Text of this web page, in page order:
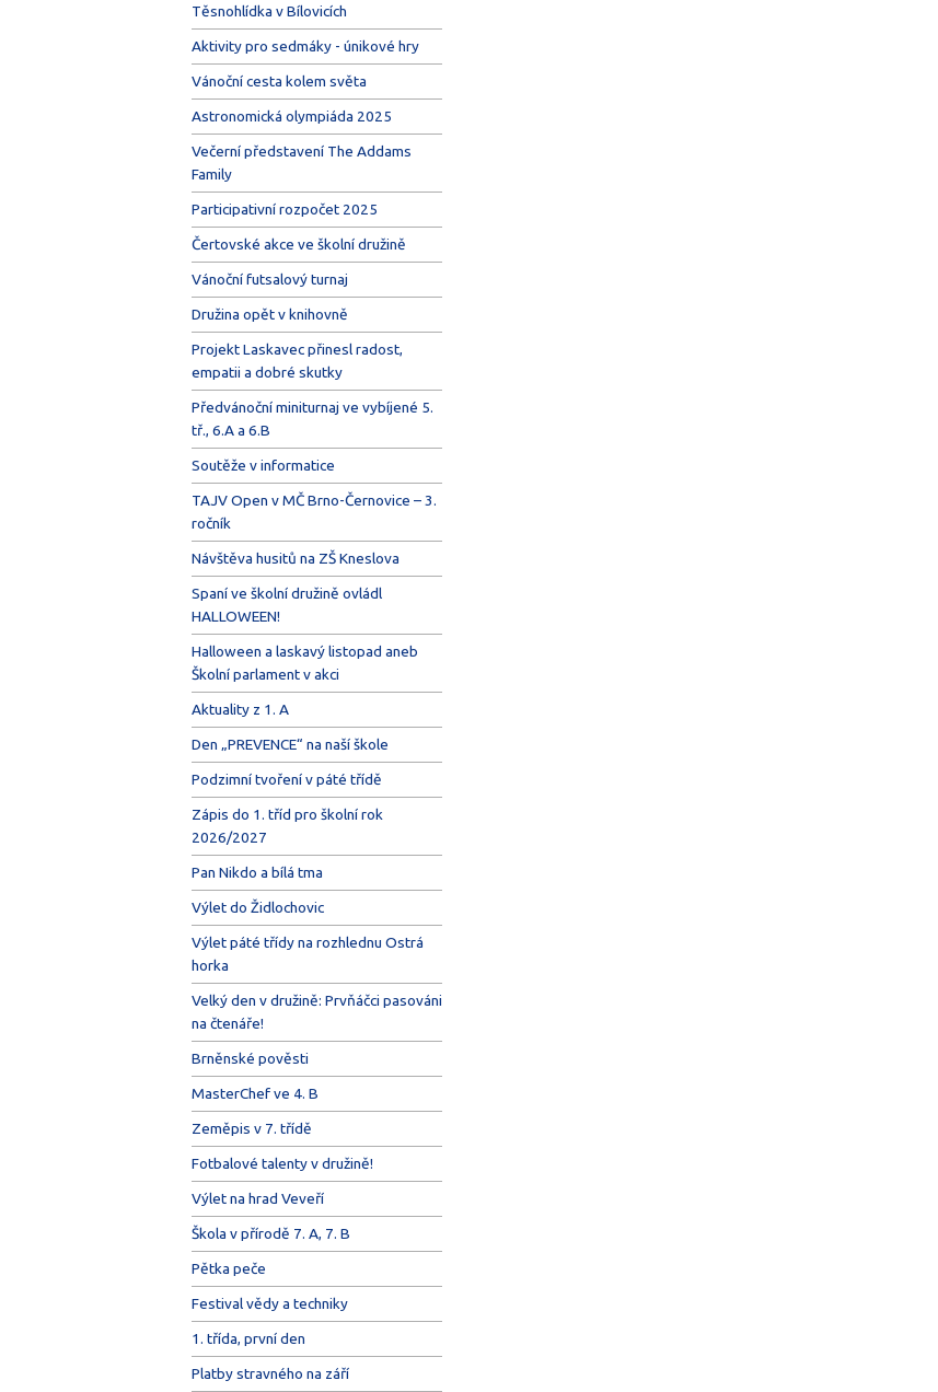
Těsnohlídka v Bílovicích
Aktivity pro sedmáky - únikové hry
Vánoční cesta kolem světa
Astronomická olympiáda 2025
Večerní představení The Addams
Family
Participativní rozpočet 2025
Čertovské akce ve školní družině
Vánoční futsalový turnaj
Družina opět v knihovně
Projekt Laskavec přinesl radost,
empatii a dobré skutky
Předvánoční miniturnaj ve vybíjené 5.
tř., 6.A a 6.B
Soutěže v informatice
TAJV Open v MČ Brno-Černovice – 3.
ročník
Návštěva husitů na ZŠ Kneslova
Spaní ve školní družině ovládl
HALLOWEEN!
Halloween a laskavý listopad aneb
Školní parlament v akci
Aktuality z 1. A
Den „PREVENCE“ na naší škole
Podzimní tvoření v páté třídě
Zápis do 1. tříd pro školní rok
2026/2027
Pan Nikdo a bílá tma
Výlet do Židlochovic
Výlet páté třídy na rozhlednu Ostrá
horka
Velký den v družině: Prvňáčci pasováni
na čtenáře!
Brněnské pověsti
MasterChef ve 4. B
Zeměpis v 7. třídě
Fotbalové talenty v družině!
Výlet na hrad Veveří
Škola v přírodě 7. A, 7. B
Pětka peče
Festival vědy a techniky
1. třída, první den
Platby stravného na září